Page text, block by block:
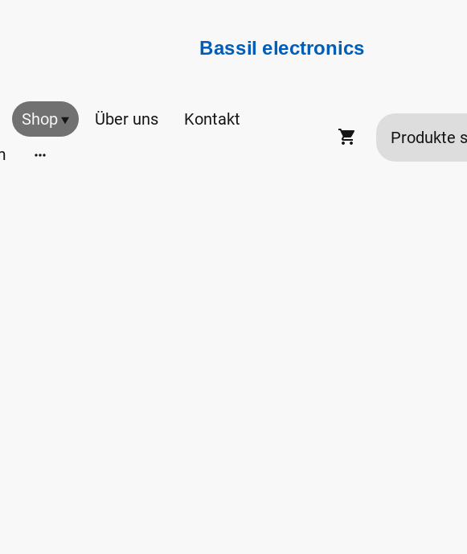
Bassil electronics
Shop Über uns
Kontakt